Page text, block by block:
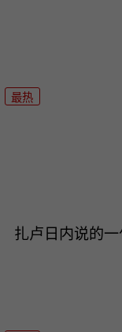
最热
扎卢日内说的